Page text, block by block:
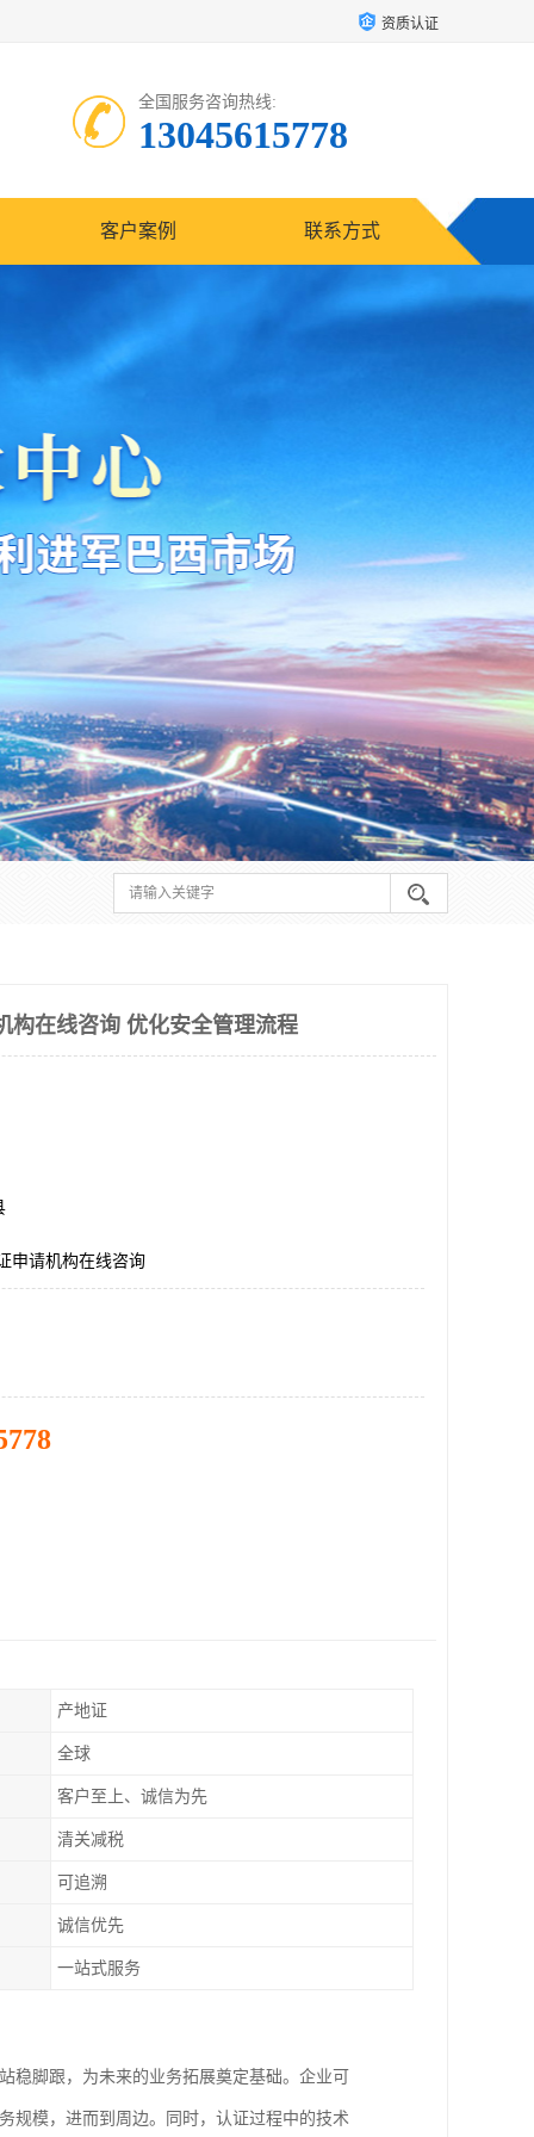
资质认证
全国服务咨询热线:
13045615778
客户案例 联系方式
构在线咨询 优化安全管理流程
申请机构在线咨询
产地证
全球
客户至上、诚信为先
清关减税
可追溯
诚信优先
一站式服务
稳脚跟，为未来的业务拓展奠定基础。企业可
规模，进而到周边。同时，认证过程中的技术